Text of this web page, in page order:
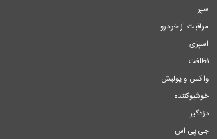
سپر
مراقبت از خودرو
اسپری
نظافت
واکس و پولیش
خوشبوکننده
دزدگیر
جی پی اس